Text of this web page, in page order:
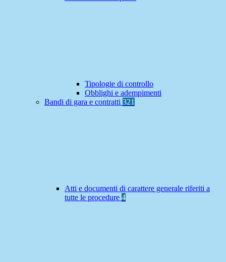
Tipologie di controllo
Obblighi e adempimenti
Bandi di gara e contratti 321
Atti e documenti di carattere generale riferiti a
tutte le procedure 4